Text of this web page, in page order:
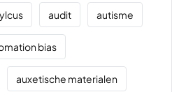
audit autisme
bias
auxetische materialen